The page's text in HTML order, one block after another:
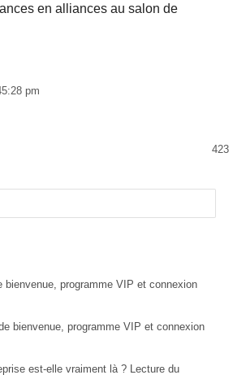
en alliances au salon de
5:28 pm
423
bienvenue, programme VIP et connexion
bienvenue, programme VIP et connexion
est-elle vraiment là ? Lecture du